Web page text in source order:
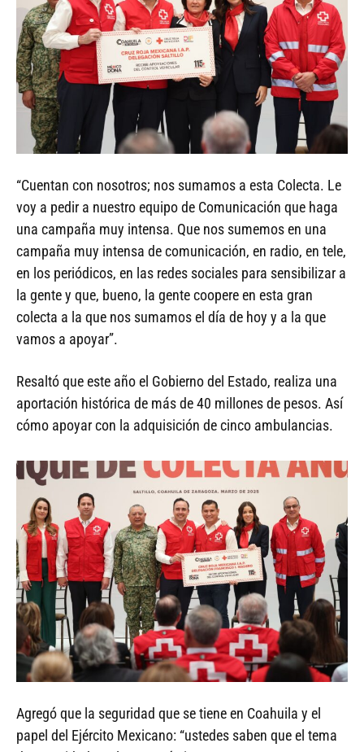
“Cuentan con nosotros; nos sumamos a esta Colecta. Le
voy a pedir a nuestro equipo de Comunicación que haga
una campaña muy intensa. Que nos sumemos en una
campaña muy intensa de comunicación, en radio, en tele,
en los periódicos, en las redes sociales para sensibilizar a
la gente y que, bueno, la gente coopere en esta gran
colecta a la que nos sumamos el día de hoy y a la que
vamos a apoyar”.
Resaltó que este año el Gobierno del Estado, realiza una
aportación histórica de más de 40 millones de pesos. Así
cómo apoyar con la adquisición de cinco ambulancias.
Agregó que la seguridad que se tiene en Coahuila y el
papel del Ejército Mexicano: “ustedes saben que el tema